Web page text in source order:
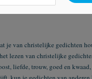
je van christelijke gedichten
lezen van christelijke
liefde, trouw, goed en